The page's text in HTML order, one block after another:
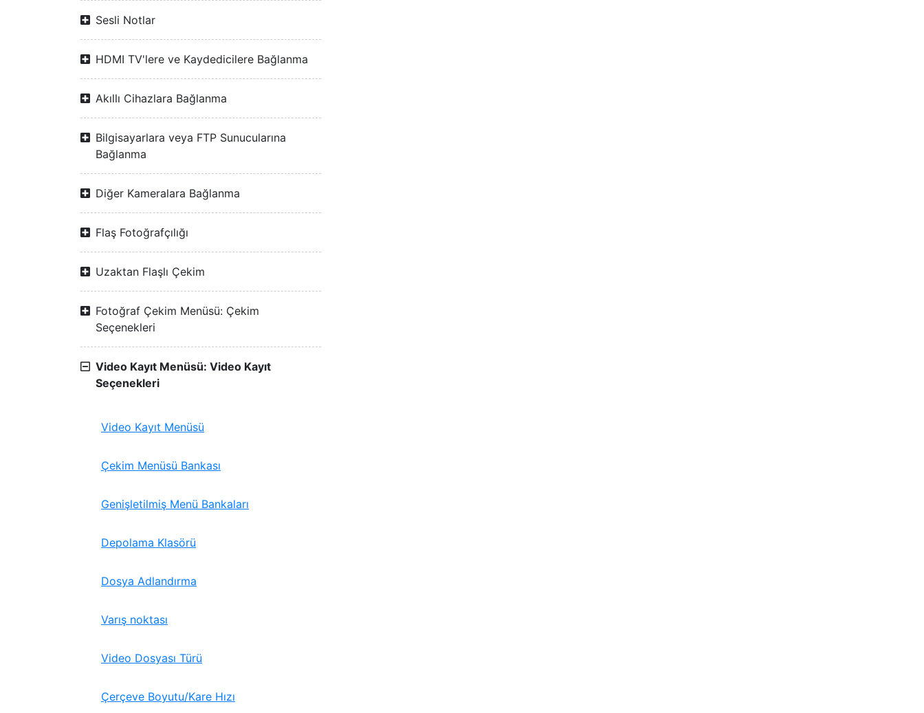
Sesli Notlar
HDMI TV'lere ve Kaydedicilere Bağlanma
Akıllı Cihazlara Bağlanma
Bilgisayarlara veya FTP Sunucularına
Bağlanma
Diğer Kameralara Bağlanma
Flaş Fotoğrafçılığı
Uzaktan Flaşlı Çekim
Fotoğraf Çekim Menüsü: Çekim
Seçenekleri
Video Kayıt Menüsü: Video Kayıt
Seçenekleri
Video Kayıt Menüsü
Çekim Menüsü Bankası
Genişletilmiş Menü Bankaları
Depolama Klasörü
Dosya Adlandırma
Varış noktası
Video Dosyası Türü
Çerçeve Boyutu/Kare Hızı